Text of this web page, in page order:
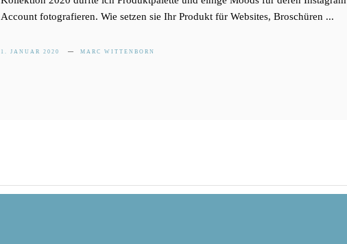
Account fotografieren. Wie setzen sie Ihr Produkt für Websites, Broschüren ...
1. JANUAR 2020 MARC WITTENBORN